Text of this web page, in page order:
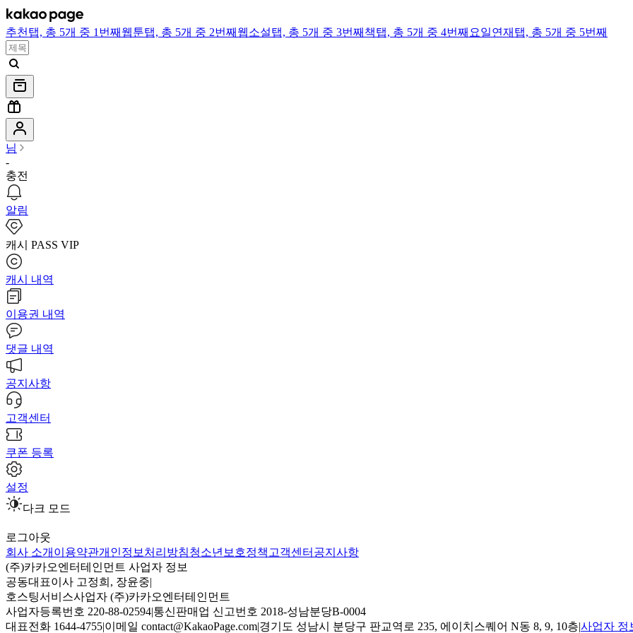
추천 탭, 총 5개 중 1번째 웹툰탭, 총 5개 중 2번째 웹소설탭, 총 5개 중 3번째 책탭, 총 5개 중 4번째 요일연재 탭, 총 5개 중 5번째
님
-
충전
알림
캐시 PASS VIP
캐시 내역
이용권 내역
댓글 내역
공지사항
고객센터
쿠폰 등록
설정
다크 모드
로그아웃
회사 소개 이용약관개인정보처리방침청소년보호정책 고객센터 공지사항
(주)카카오엔터테인먼트 사업자 정보
공동대표이사 고정희, 장윤중|
호스팅서비스사업자 (주)카카오엔터테인먼트
사업자등록번호 220-88-02594|통신판매업 신고번호 2018-성남분당B-0004
대표전화 1644-4755|이메일 contact@KakaoPage.com|경기도 성남시 분당구 판교역로 235, 에이치스퀘어 N동 8, 9, 10층|사업자 정